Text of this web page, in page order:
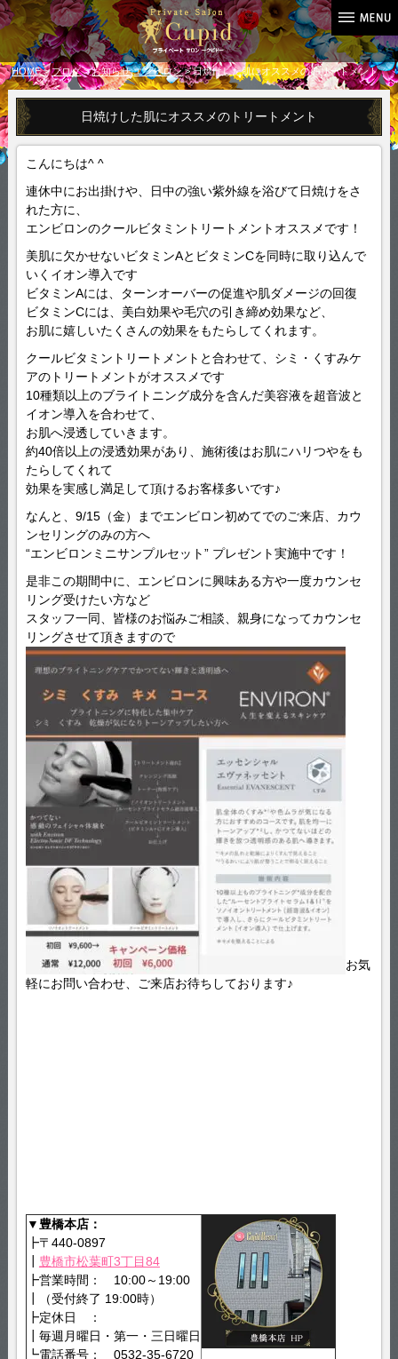
HOME>ブログ>お知らせ,エンビロン> 日焼けした肌にオススメのトリートメント
日焼けした肌にオススメのトリートメント
こんにちは^ ^
連休中にお出掛けや、日中の強い紫外線を浴びて日焼けをさ
れた方に、
エンビロンのクールビタミントリートメントオススメです！
美肌に欠かせないビタミンAとビタミンCを同時に取り込んで
いくイオン導入です
ビタミンAには、ターンオーバーの促進や肌ダメージの回復
ビタミンCには、美白効果や毛穴の引き締め効果など、
お肌に嬉しいたくさんの効果をもたらしてくれます。
クールビタミントリートメントと合わせて、シミ・くすみケ
アのトリートメントがオススメです
10種類以上のブライトニング成分を含んだ美容液を超音波と
イオン導入を合わせて、
お肌へ浸透していきます。
約40倍以上の浸透効果があり、施術後はお肌にハリつやをも
たらしてくれて
効果を実感し満足して頂けるお客様多いです♪
なんと、9/15（金）までエンビロン初めてでのご来店、カウ
ンセリングのみの方へ
“エンビロンミニサンプルセット” プレゼント実施中です！
是非この期間中に、エンビロンに興味ある方や一度カウンセ
リング受けたい方など
スタッフ一同、皆様のお悩みご相談、親身になってカウンセ
リングさせて頂きますので
お気
軽にお問い合わせ、ご来店お待ちしております♪
▼豊橋本店：
┣〒440-0897
豊橋市松葉町3丁目84
┣営業時間： 10:00～19:00
┃（受付終了 19:00時）
┣定休日 ：
┃毎週月曜日・第一・三日曜日
┗電話番号： 0532-35-6720